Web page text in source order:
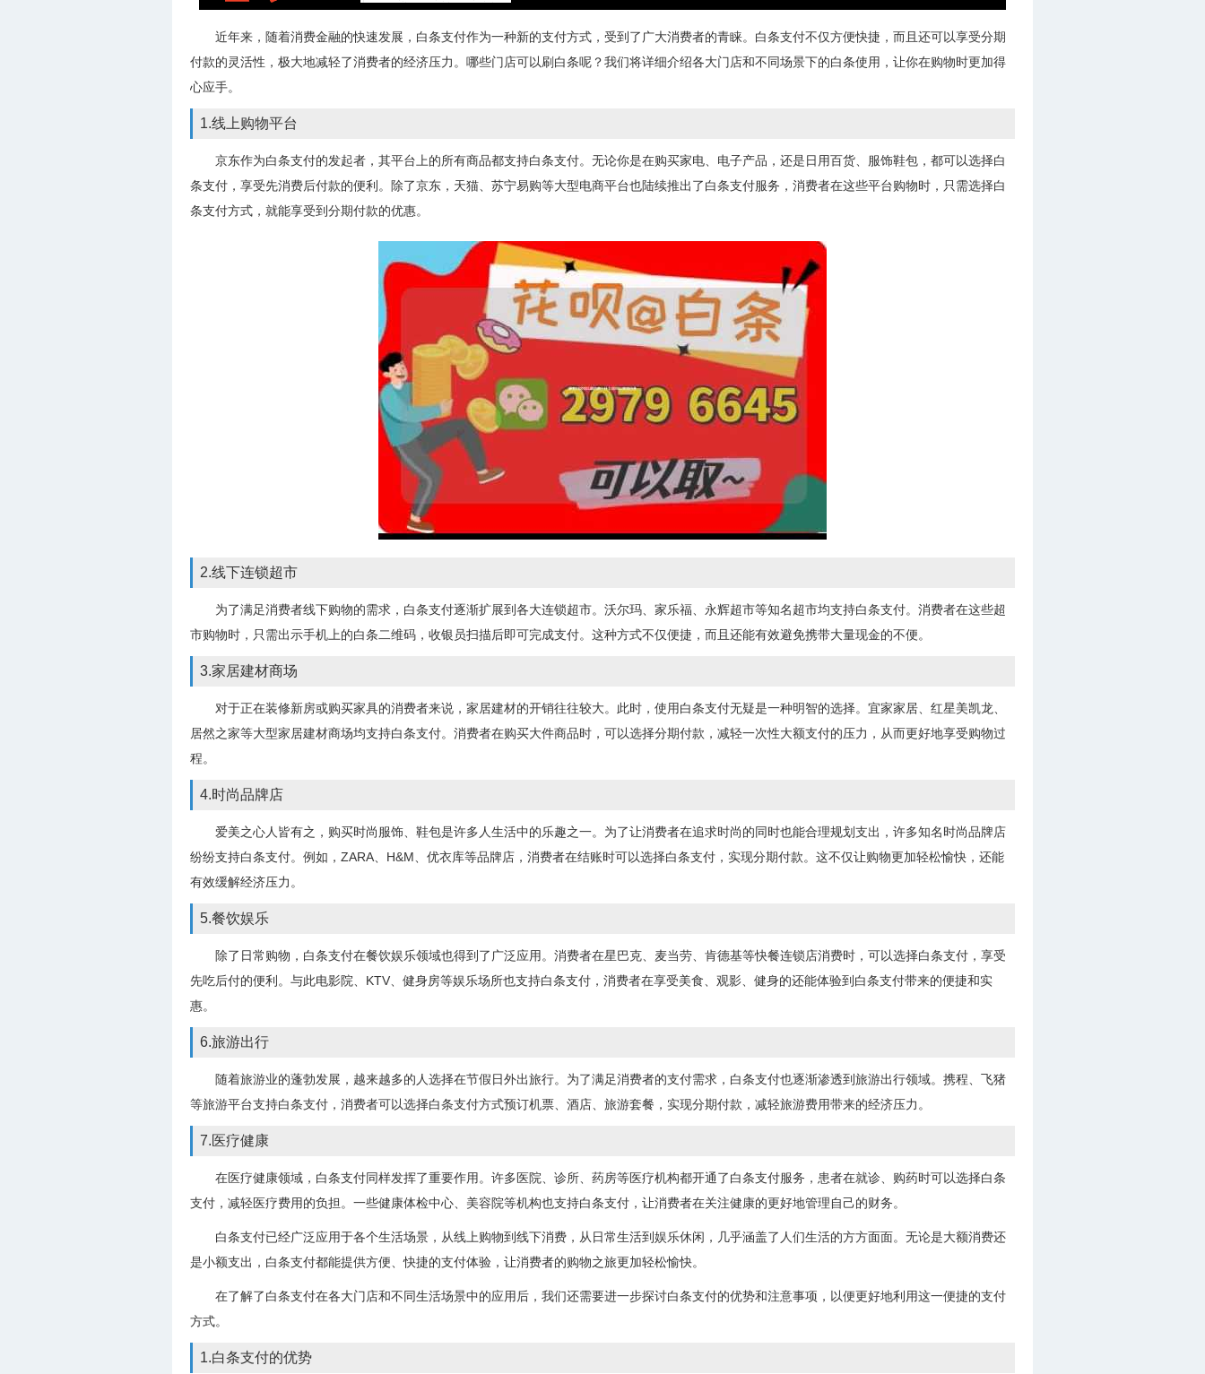
近年来，随着消费金融的快速发展，白条支付作为一种新的支付方式，受到了广大消费者的青睐。白条支付不仅方便快捷，而且还可以享受分期
付款的灵活性，极大地减轻了消费者的经济压力。哪些门店可以刷白条呢？我们将详细介绍各大门店和不同场景下的白条使用，让你在购物时更加得
心应手。
1.线上购物平台
京东作为白条支付的发起者，其平台上的所有商品都支持白条支付。无论你是在购买家电、电子产品，还是日用百货、服饰鞋包，都可以选择白
条支付，享受先消费后付款的便利。除了京东，天猫、苏宁易购等大型电商平台也陆续推出了白条支付服务，消费者在这些平台购物时，只需选择白
条支付方式，就能享受到分期付款的优惠。
2.线下连锁超市
为了满足消费者线下购物的需求，白条支付逐渐扩展到各大连锁超市。沃尔玛、家乐福、永辉超市等知名超市均支持白条支付。消费者在这些超
市购物时，只需出示手机上的白条二维码，收银员扫描后即可完成支付。这种方式不仅便捷，而且还能有效避免携带大量现金的不便。
3.家居建材商场
对于正在装修新房或购买家具的消费者来说，家居建材的开销往往较大。此时，使用白条支付无疑是一种明智的选择。宜家家居、红星美凯龙、
居然之家等大型家居建材商场均支持白条支付。消费者在购买大件商品时，可以选择分期付款，减轻一次性大额支付的压力，从而更好地享受购物过
程。
4.时尚品牌店
爱美之心人皆有之，购买时尚服饰、鞋包是许多人生活中的乐趣之一。为了让消费者在追求时尚的同时也能合理规划支出，许多知名时尚品牌店
纷纷支持白条支付。例如，ZARA、H&M、优衣库等品牌店，消费者在结账时可以选择白条支付，实现分期付款。这不仅让购物更加轻松愉快，还能
有效缓解经济压力。
5.餐饮娱乐
除了日常购物，白条支付在餐饮娱乐领域也得到了广泛应用。消费者在星巴克、麦当劳、肯德基等快餐连锁店消费时，可以选择白条支付，享受
先吃后付的便利。与此电影院、KTV、健身房等娱乐场所也支持白条支付，消费者在享受美食、观影、健身的还能体验到白条支付带来的便捷和实
惠。
6.旅游出行
随着旅游业的蓬勃发展，越来越多的人选择在节假日外出旅行。为了满足消费者的支付需求，白条支付也逐渐渗透到旅游出行领域。携程、飞猪
等旅游平台支持白条支付，消费者可以选择白条支付方式预订机票、酒店、旅游套餐，实现分期付款，减轻旅游费用带来的经济压力。
7.医疗健康
在医疗健康领域，白条支付同样发挥了重要作用。许多医院、诊所、药房等医疗机构都开通了白条支付服务，患者在就诊、购药时可以选择白条
支付，减轻医疗费用的负担。一些健康体检中心、美容院等机构也支持白条支付，让消费者在关注健康的更好地管理自己的财务。
白条支付已经广泛应用于各个生活场景，从线上购物到线下消费，从日常生活到娱乐休闲，几乎涵盖了人们生活的方方面面。无论是大额消费还
是小额支出，白条支付都能提供方便、快捷的支付体验，让消费者的购物之旅更加轻松愉快。
在了解了白条支付在各大门店和不同生活场景中的应用后，我们还需要进一步探讨白条支付的优势和注意事项，以便更好地利用这一便捷的支付
方式。
1.白条支付的优势